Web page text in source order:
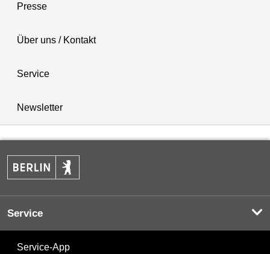
Presse
Über uns / Kontakt
Service
Newsletter
Service
Service-App